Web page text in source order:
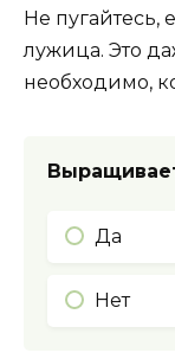
Не пугайтесь,
лужица. Это
необходимо,
Да
Нет